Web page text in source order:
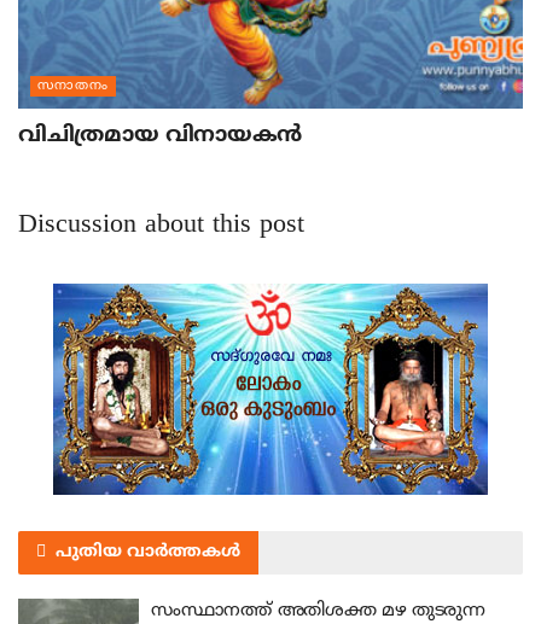
സനാതനം
വിചിത്രമായ വിനായകന്‍
Discussion about this post
പുതിയ വാർത്തകൾ
സംസ്ഥാനത്ത് അതിശക്ത മഴ തുടരുന്ന